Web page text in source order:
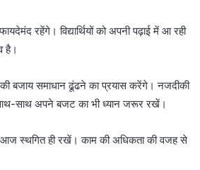
रहेंगे। विद्यार्थियों को अपनी पढ़ाई में आ रही
है।
बजाय समाधान ढूंढने का प्रयास करेंगे। नजदीकी
साथ-साथ अपने बजट का भी ध्यान जरूर रखें।
आज स्थगित ही रखें। काम की अधिकता की वजह से